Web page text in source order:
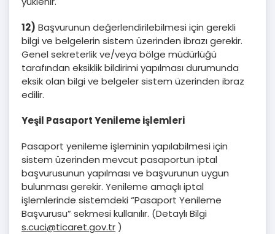
12) Başvurunun değerlendirilebilmesi için gerekli
bilgi ve belgelerin sistem üzerinden ibrazı gerekir.
Genel sekreterlik ve/veya bölge müdürlüğü
tarafından eksiklik bildirimi yapılması durumunda
eksik olan bilgi ve belgeler sistem üzerinden ibraz
edilir.
Yeşil Pasaport Yenileme işlemleri
Pasaport yenileme işleminin yapılabilmesi için
sistem üzerinden mevcut pasaportun iptal
başvurusunun yapılması ve başvurunun uygun
bulunması gerekir. Yenileme amaçlı iptal
işlemlerinde sistemdeki “Pasaport Yenileme
Başvurusu” sekmesi kullanılır. (Detaylı Bilgi
s.cuci@ticaret.gov.tr)